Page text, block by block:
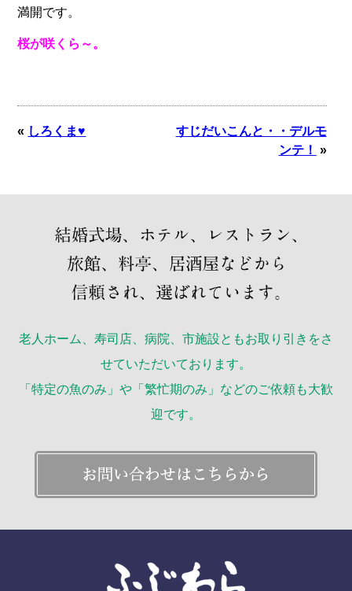
満開です。
桜が咲くら～。
« しろくま♥
すじだいこんと・・デルモ
ンテ！ »
老人ホーム、寿司店、病院、市施設ともお取り引きをさ
せていただいております。
「特定の魚のみ」や「繁忙期のみ」などのご依頼も大歓
迎です。